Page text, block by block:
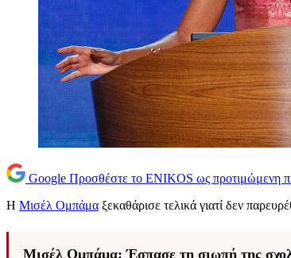
Google Προσθέστε το ENIKOS ως προτιμώμενη
Η Μισέλ Ομπάμα ξεκαθάρισε τελικά γιατί δεν
Μισέλ Ομπάμα: Έσπασε τη σιωπή της